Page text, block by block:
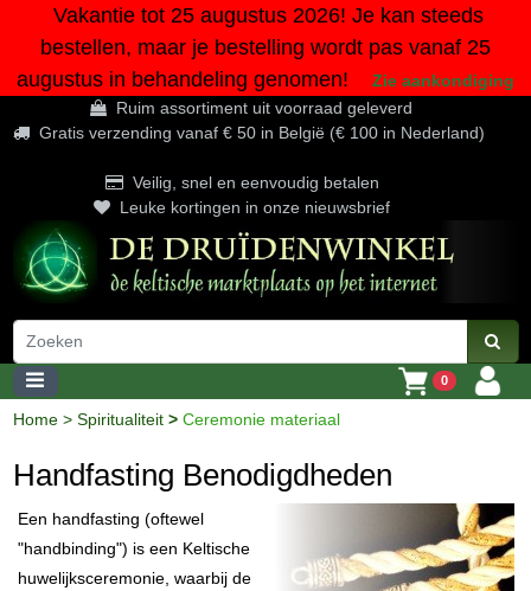
Vakantie tot 25 augustus 2026! Je kan steeds
bestellen, maar je bestelling wordt pas vanaf 25
augustus in behandeling genomen!
Zie aankondiging
Ruim assortiment uit voorraad geleverd
Gratis verzending vanaf € 50 in België (€ 100 in Nederland)
Veilig, snel en eenvoudig betalen
Leuke kortingen in onze nieuwsbrief
0
Home > Spiritualiteit > Ceremonie materiaal
Handfasting Benodigdheden
Een handfasting (oftewel
"handbinding") is een Keltische
huwelijksceremonie, waarbij de